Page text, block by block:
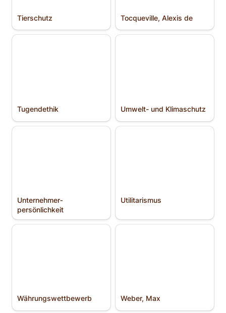
Tierschutz Tocqueville, Alexis de
Tugendethik
Tugendethik
Umwelt- und Klimaschutz
Umwelt- und Klimaschutz
Unternehmer­
Unternehmer­
persönlichkeit
Utilitarismus
Utilitarismus
Währungs­wettbewerb
Währungs­wettbewerb
Weber, Max
Weber, Max